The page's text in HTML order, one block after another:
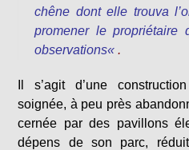
chêne dont elle trouva
promener le propriétaire
observations«.
Il s’agit d’une
soignée, à peu près
cernée par des pavillons
dépens de son parc,